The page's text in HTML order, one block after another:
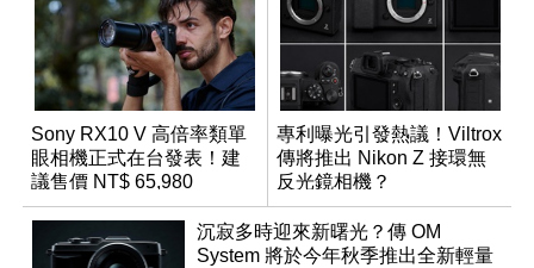
Sony RX10 V 高倍率類單
眼相機正式在台發表！建
議售價 NT$ 65,980
專利曝光引發熱議！Viltrox
傳將推出 Nikon Z 接環無
反光鏡相機？
沉寂多時迎來新曙光？傳 OM
System 將於今年秋季推出全新輕量